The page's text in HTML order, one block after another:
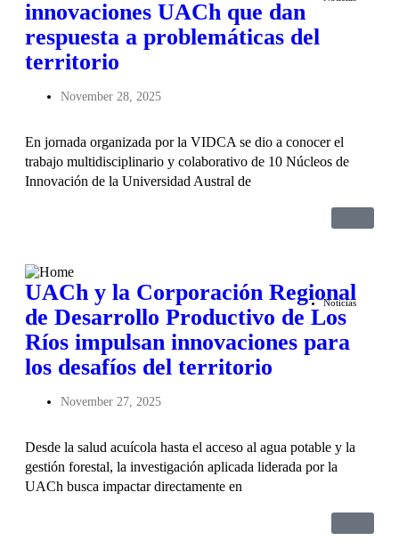
innovaciones UACh que dan
respuesta a problemáticas del
territorio
November 28, 2025
En jornada organizada por la VIDCA se dio a conocer el
trabajo multidisciplinario y colaborativo de 10 Núcleos de
Innovación de la Universidad Austral de
Noticias
UACh y la Corporación Regional
de Desarrollo Productivo de Los
Ríos impulsan innovaciones para
los desafíos del territorio
November 27, 2025
Desde la salud acuícola hasta el acceso al agua potable y la
gestión forestal, la investigación aplicada liderada por la
UACh busca impactar directamente en